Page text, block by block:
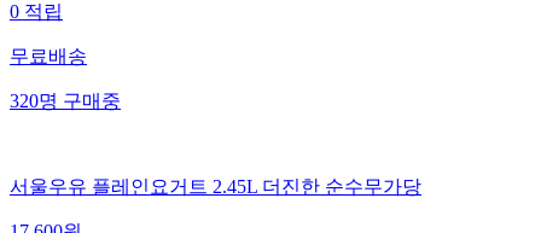
0 적립
무료배송
320명 구매중
서울우유 플레인요거트 2.45L 더진한 순수무가당